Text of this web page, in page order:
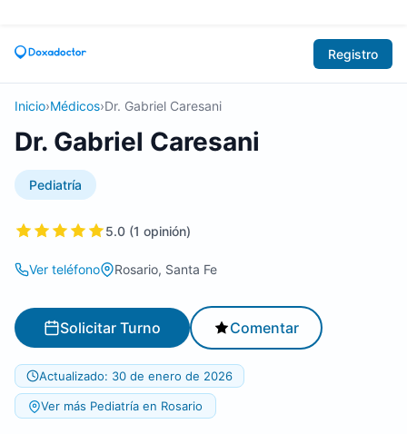
Registro
Inicio›Médicos›Dr. Gabriel Caresani
Dr. Gabriel Caresani
Pediatría
5.0 (1 opinión)
Ver teléfono Rosario, Santa Fe
Solicitar Turno Comentar
Actualizado: 30 de enero de 2026
Ver más Pediatría en Rosario